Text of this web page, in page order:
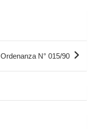
Ordenanza N° 015/90